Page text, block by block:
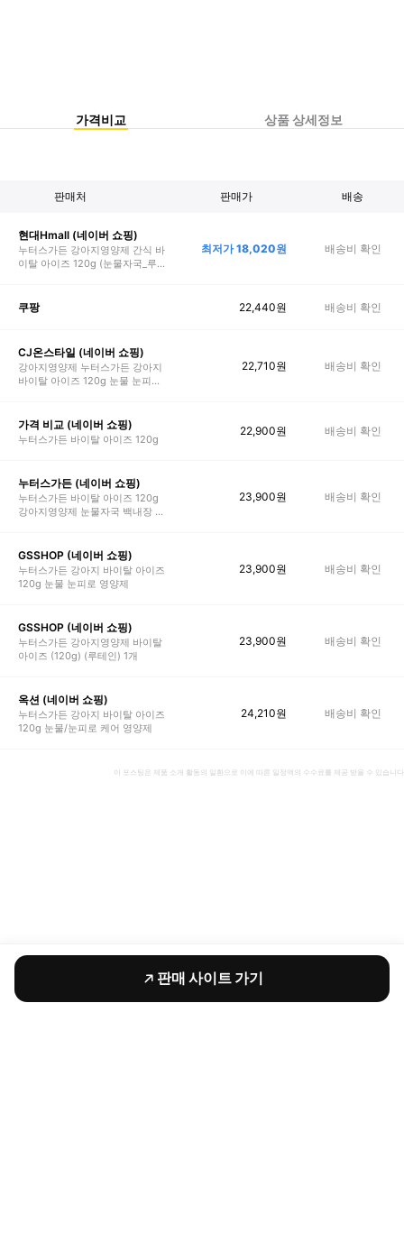
가격비교 상품 상세정보
판매처 판매가 배송
현대Hmall (네이버 쇼핑)
누터스가든 강아지영양제 간식 바
이탈 아이즈 120g (눈물자국_루테
최저가18,020원 배송비 확인
쿠팡 22,440원 배송비 확인
CJ온스타일 (네이버 쇼핑)
강아지영양제 누터스가든 강아지
바이탈 아이즈 120g 눈물 눈피로
22,710원 배송비 확인
가격 비교 (네이버 쇼핑)
누터스가든 바이탈 아이즈 120g
22,900원 배송비 확인
누터스가든 (네이버 쇼핑)
누터스가든 바이탈 아이즈 120g
강아지영양제 눈물자국 백내장 루
23,900원 배송비 확인
GSSHOP (네이버 쇼핑)
누터스가든 강아지 바이탈 아이즈
120g 눈물 눈피로 영양제
23,900원 배송비 확인
GSSHOP (네이버 쇼핑)
누터스가든 강아지영양제 바이탈
아이즈 (120g) (루테인) 1개
23,900원 배송비 확인
옥션 (네이버 쇼핑)
누터스가든 강아지 바이탈 아이즈
120g 눈물/눈피로 케어 영양제
24,210원 배송비 확인
이 포스팅은 제품 소개 활동의 일환으로 이에 따른 일정액의 수수료를 제공 받을 수 있습니다
판매 사이트 가기